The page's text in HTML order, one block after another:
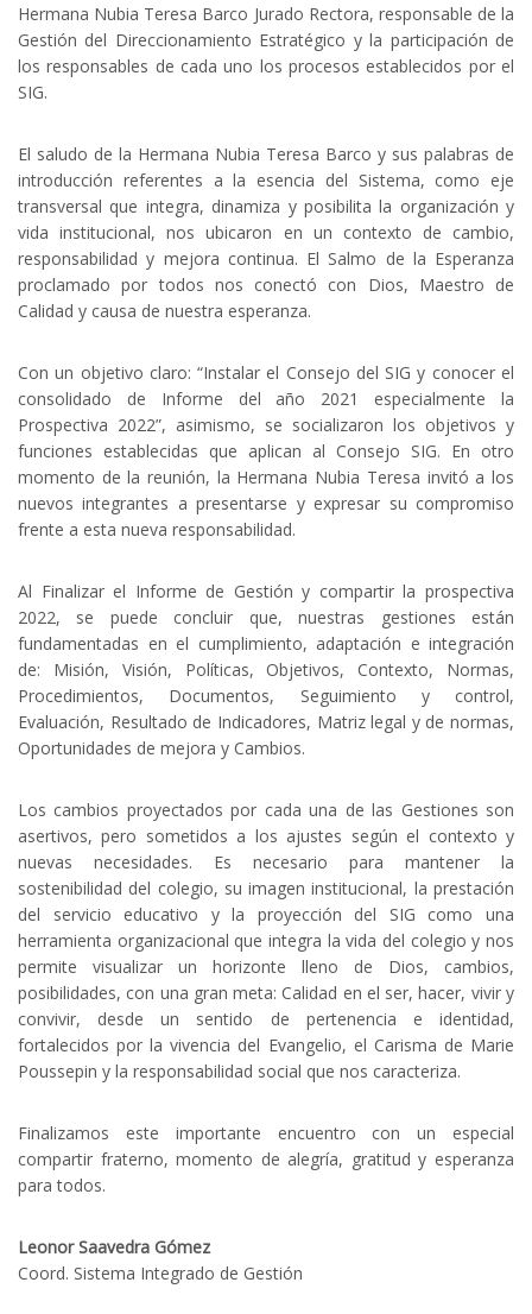
Hermana Nubia Teresa Barco Jurado Rectora, responsable de la
Gestión del Direccionamiento Estratégico y la participación de
los responsables de cada uno los procesos establecidos por el
SIG.
El saludo de la Hermana Nubia Teresa Barco y sus palabras de
introducción referentes a la esencia del Sistema, como eje
transversal que integra, dinamiza y posibilita la organización y
vida institucional, nos ubicaron en un contexto de cambio,
responsabilidad y mejora continua. El Salmo de la Esperanza
proclamado por todos nos conectó con Dios, Maestro de
Calidad y causa de nuestra esperanza.
Con un objetivo claro: “Instalar el Consejo del SIG y conocer el
consolidado de Informe del año 2021 especialmente la
Prospectiva 2022”, asimismo, se socializaron los objetivos y
funciones establecidas que aplican al Consejo SIG. En otro
momento de la reunión, la Hermana Nubia Teresa invitó a los
nuevos integrantes a presentarse y expresar su compromiso
frente a esta nueva responsabilidad.
Al Finalizar el Informe de Gestión y compartir la prospectiva
2022, se puede concluir que, nuestras gestiones están
fundamentadas en el cumplimiento, adaptación e integración
de: Misión, Visión, Políticas, Objetivos, Contexto, Normas,
Procedimientos, Documentos, Seguimiento y control,
Evaluación, Resultado de Indicadores, Matriz legal y de normas,
Oportunidades de mejora y Cambios.
Los cambios proyectados por cada una de las Gestiones son
asertivos, pero sometidos a los ajustes según el contexto y
nuevas necesidades. Es necesario para mantener la
sostenibilidad del colegio, su imagen institucional, la prestación
del servicio educativo y la proyección del SIG como una
herramienta organizacional que integra la vida del colegio y nos
permite visualizar un horizonte lleno de Dios, cambios,
posibilidades, con una gran meta: Calidad en el ser, hacer, vivir y
convivir, desde un sentido de pertenencia e identidad,
fortalecidos por la vivencia del Evangelio, el Carisma de Marie
Poussepin y la responsabilidad social que nos caracteriza.
Finalizamos este importante encuentro con un especial
compartir fraterno, momento de alegría, gratitud y esperanza
para todos.
Leonor Saavedra Gómez
Coord. Sistema Integrado de Gestión